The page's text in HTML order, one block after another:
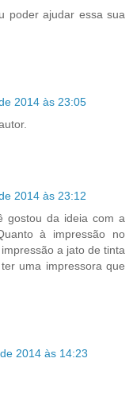
poder ajudar essa sua
2014 às 23:05
2014 às 23:12
gostou da ideia com a
à impressão no
a jato de tinta
uma impressora que
2014 às 14:23